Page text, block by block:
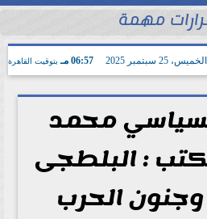
النقابة
الخميس، 25 سبتمبر 2025 06:57 مـ بتوقيت القاهرة
محمد
: البلطجى
الحرب